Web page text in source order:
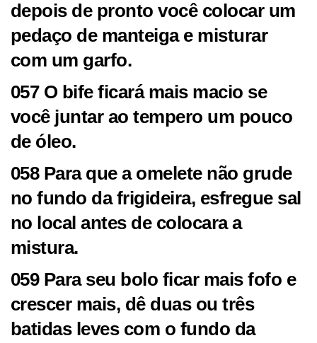
depois de pronto você colocar um
pedaço de manteiga e misturar
com um garfo.
057 O bife ficará mais macio se
você juntar ao tempero um pouco
de óleo.
058 Para que a omelete não grude
no fundo da frigideira, esfregue sal
no local antes de colocara a
mistura.
059 Para seu bolo ficar mais fofo e
crescer mais, dê duas ou três
batidas leves com o fundo da